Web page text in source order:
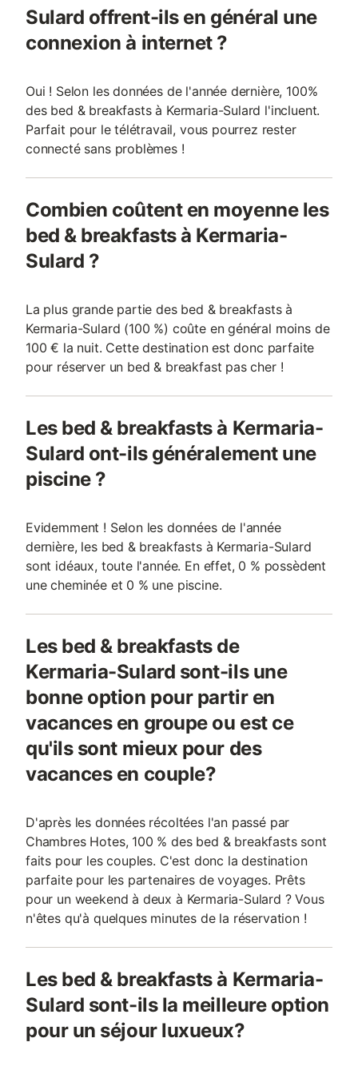
Sulard offrent-ils en général une
connexion à internet ?
Oui ! Selon les données de l'année dernière, 100%
des bed & breakfasts à Kermaria-Sulard l'incluent.
Parfait pour le télétravail, vous pourrez rester
connecté sans problèmes !
Combien coûtent en moyenne les
bed & breakfasts à Kermaria-
Sulard ?
La plus grande partie des bed & breakfasts à
Kermaria-Sulard (100 %) coûte en général moins de
100 € la nuit. Cette destination est donc parfaite
pour réserver un bed & breakfast pas cher !
Les bed & breakfasts à Kermaria-
Sulard ont-ils généralement une
piscine ?
Evidemment ! Selon les données de l'année
dernière, les bed & breakfasts à Kermaria-Sulard
sont idéaux, toute l'année. En effet, 0 % possèdent
une cheminée et 0 % une piscine.
Les bed & breakfasts de
Kermaria-Sulard sont-ils une
bonne option pour partir en
vacances en groupe ou est ce
qu'ils sont mieux pour des
vacances en couple?
D'après les données récoltées l'an passé par
Chambres Hotes, 100 % des bed & breakfasts sont
faits pour les couples. C'est donc la destination
parfaite pour les partenaires de voyages. Prêts
pour un weekend à deux à Kermaria-Sulard ? Vous
n'êtes qu'à quelques minutes de la réservation !
Les bed & breakfasts à Kermaria-
Sulard sont-ils la meilleure option
pour un séjour luxueux?